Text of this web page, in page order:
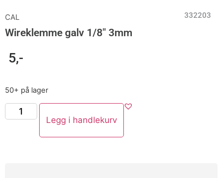
CAL 332203
Wireklemme galv 1/8″ 3mm
5,-
50+ på lager
Legg i handlekurv